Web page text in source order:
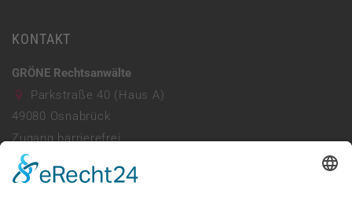
KONTAKT
GRÖNE Rechtsanwälte
Parkstraße 40 (Haus A)
49080 Osnabrück
Zugang barrierefrei
Parkhaus vorhanden